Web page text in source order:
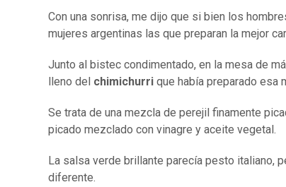
Con una sonrisa, me dijo que si bien los
mujeres argentinas las que preparan la mejor
Junto al bistec condimentado, en la mesa de
lleno del chimichurri que había preparado esa
Se trata de una mezcla de perejil finamente
picado mezclado con vinagre y aceite vegetal.
La salsa verde brillante parecía pesto italiano,
diferente.